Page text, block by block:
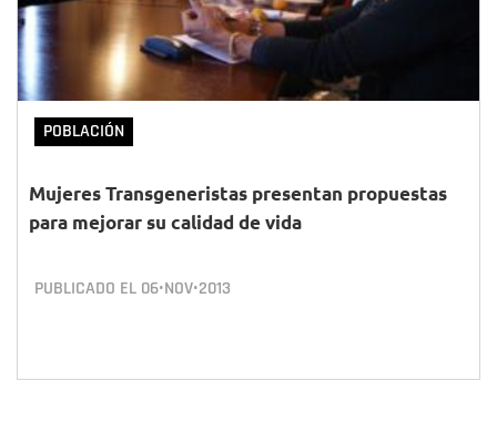
POBLACIÓN
Mujeres Transgeneristas presentan propuestas
para mejorar su calidad de vida
PUBLICADO EL 06•NOV•2013